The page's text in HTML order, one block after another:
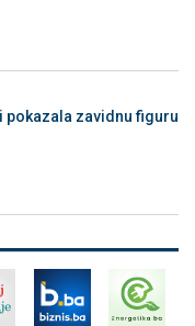
pokazala zavidnu figuru